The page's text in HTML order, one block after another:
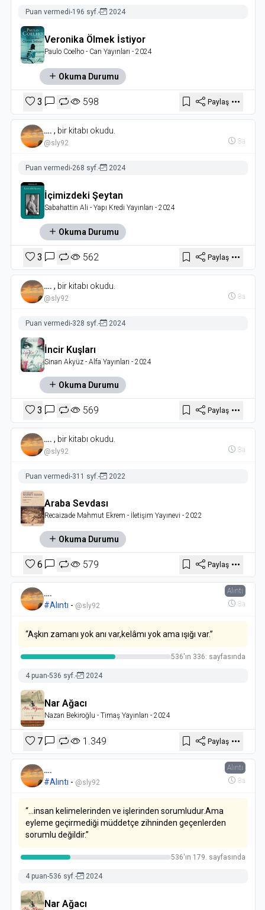
Puan vermedi-196 syf.- 2024
Veronika Ölmek İstiyor
Paulo Coelho - Can Yayınları - 2024
Okuma Durumu
3 598 Paylaş
…. , bir kitabı okudu.
@sly92 8a
Puan vermedi-268 syf. - 2024
İçimizdeki Şeytan
Sabahattin Ali - Yapı Kredi Yayınları - 2024
Okuma Durumu
3 562 Paylaş
…. , bir kitabı okudu.
@sly92 8a
Puan vermedi-328 syf. - 2024
İncir Kuşları
Sinan Akyüz - Alfa Yayınları - 2024
Okuma Durumu
3 569 Paylaş
…. , bir kitabı okudu.
@sly92 8a
Puan vermedi-311 syf.- 2022
Araba Sevdası
Recaizade Mahmut Ekrem - İletişim Yayınevi - 2022
Okuma Durumu
6 579 Paylaş
….
#Alıntı - @sly92
Alıntı
8a
“Aşkın zamanı yok anı var,kelâmı yok ama ışığı var.”
536'ın 336. sayfasında
4 puan-536 syf.- 2024
Nar Ağacı
Nazan Bekiroğlu - Timaş Yayınları - 2024
7 1.349 Paylaş
….
#Alıntı - @sly92
Alıntı
8a
“…insan kelimelerinden ve işlerinden sorumludur.Ama
eyleme geçirmediği müddetçe zihninden geçenlerden
sorumlu değildir.”
536'ın 179. sayfasında
4 puan-536 syf.- 2024
Nar Ağacı